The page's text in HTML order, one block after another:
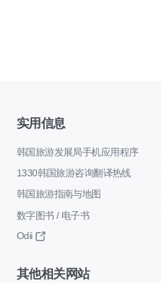
实用信息
韩国旅游发展局手机应用程序
1330韩国旅游咨询翻译热线
韩国旅游指南与地图
数字图书 / 电子书
Odii
其他相关网站